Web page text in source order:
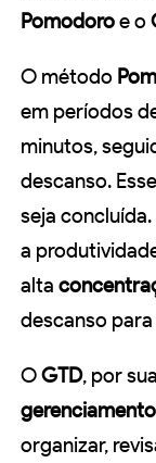
Pomodoroe o
O método
em períodos
minutos,
descanso.
seja
a
alta
descanso
OGTD, por
organizar,